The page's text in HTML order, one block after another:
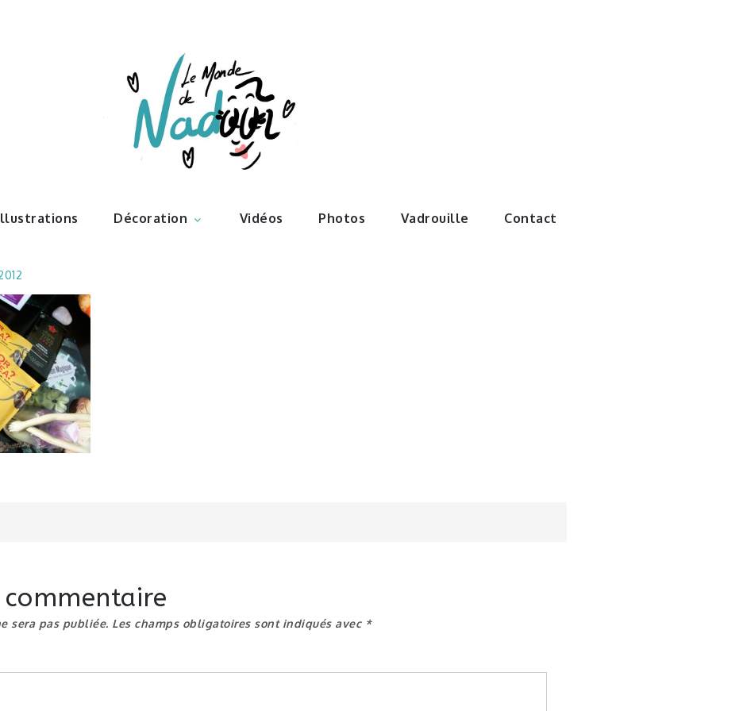
– le monde de
Nadoo
Décoration Vidéos Photos Vadrouille Contact
sera pas publiée. Les champs obligatoires sont indiqués avec *